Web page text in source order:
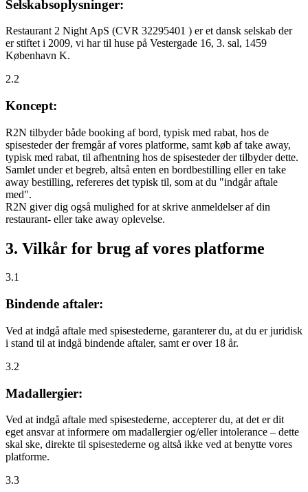
Selskabsoplysninger:
Restaurant 2 Night ApS (CVR 32295401 ) er et dansk selskab der
er stiftet i 2009, vi har til huse på Vestergade 16, 3. sal, 1459
København K.
2.2
Koncept:
R2N tilbyder både booking af bord, typisk med rabat, hos de
spisesteder der fremgår af vores platforme, samt køb af take away,
typisk med rabat, til afhentning hos de spisesteder der tilbyder dette.
Samlet under et begreb, altså enten en bordbestilling eller en take
away bestilling, refereres det typisk til, som at du "indgår aftale
med".
R2N giver dig også mulighed for at skrive anmeldelser af din
restaurant- eller take away oplevelse.
3. Vilkår for brug af vores platforme
3.1
Bindende aftaler:
Ved at indgå aftale med spisestederne, garanterer du, at du er juridisk
i stand til at indgå bindende aftaler, samt er over 18 år.
3.2
Madallergier:
Ved at indgå aftale med spisestederne, accepterer du, at det er dit
eget ansvar at informere om madallergier og/eller intolerance – dette
skal ske, direkte til spisestederne og altså ikke ved at benytte vores
platforme.
3.3